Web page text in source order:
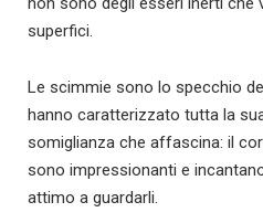
superfici.
Le scimmie sono lo specchio
hanno caratterizzato tutta la
somiglianza che affascina: il
sono impressionanti e
attimo a guardarli.